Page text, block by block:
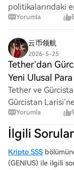
politikalarındaki
zekâ güvenliğini
Yorumla
云币领航
2026-5-25
Tether’dan
Yeni Ulusal Para
Tether ve
Gürcistan
piyasaya sürüyor.
blockchain’e
Yorumla
İlgili Sorular
Kripto SSS
(GENIUS) ile ilgili